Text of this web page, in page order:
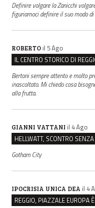
Definire volgare la Zanicchi
figuriamoci definire il suo modo
ROBERTO il 5 Ago
Bertoni sempre attento e molto
inascoltato. Mi chiedo cosa
alla frutta.
GIANNI VATTANI il 4 Ago
Gotham City
IPOCRISIA UNICA DEA il 4